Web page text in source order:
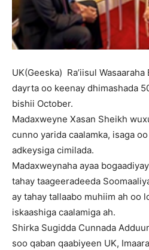
UK(Geeska) Ra’iisul
dayrta oo keenay dhimashada
bishii October.
Madaxweyne Xasan Sheikh
cunno yarida caalamka, isaga
adkeysiga cimilada.
Madaxweynaha ayaa
tahay taageeradeeda
ay tahay tallaabo muhiim ah oo
iskaashiga caalamiga ah.
Shirka Sugidda Cunnada
soo qaban qaabiyeen UK,